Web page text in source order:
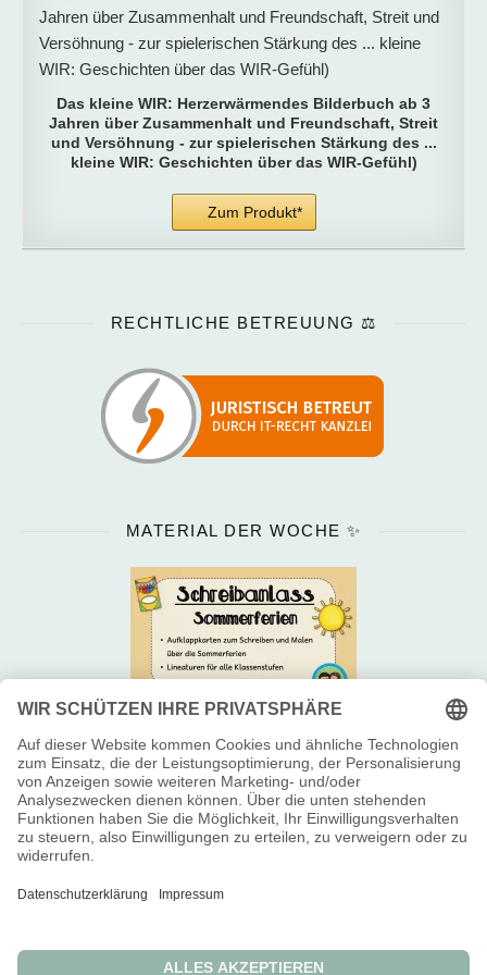
Das kleine WIR: Herzerwärmendes Bilderbuch ab 3
Jahren über Zusammenhalt und Freundschaft, Streit
und Versöhnung - zur spielerischen Stärkung des ...
kleine WIR: Geschichten über das WIR-Gefühl)
Zum Produkt*
RECHTLICHE BETREUUNG ⚖️
MATERIAL DER WOCHE ✨